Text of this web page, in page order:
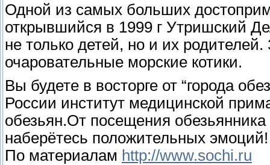
Одной из самых больших
открывшийся в 1999 г Утришский
не только детей, но и их
очаровательные морские котики.
Вы будете в восторге от “города
России институт медицинской
обезьян.От посещения
наберётесь положительных эмоций!
По материалам http://www.sochi.ru